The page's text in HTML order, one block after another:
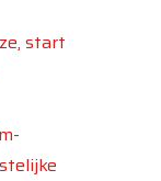
start